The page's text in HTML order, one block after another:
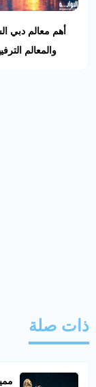
أهم معالم دبي
والمعالم
ذات صلة